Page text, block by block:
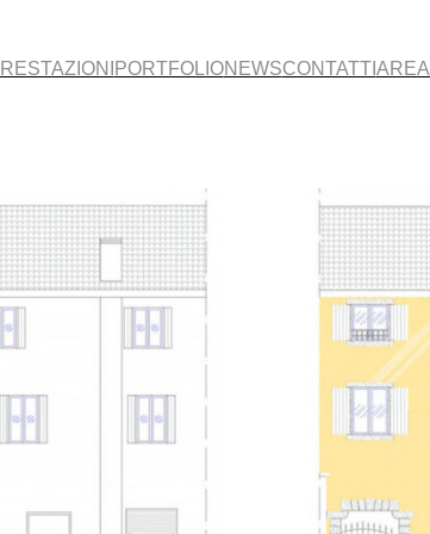
PORTFOLIONEWSCONTATTI